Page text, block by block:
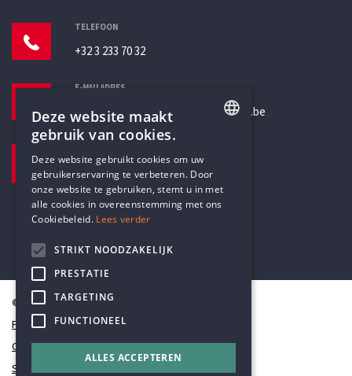
TELEFOON
+32 3 233 70 32
E-MAILADRES
secretariaat@humanistischverbond.be
Pottenbrug 4
Antwerpen, 2000
© Humanistisch Verbond 2026
Privacy
Cookiestatement
Sitemap
DUTCH
Deze website maakt
gebruik van cookies.
Deze website gebruikt cookies om uw
gebruikerservaring te verbeteren. Door
onze website te gebruiken, stemt u in met
alle cookies in overeenstemming met ons
Cookiebeleid. Lees verder
STRIKT NOODZAKELIJK
PRESTATIE
TARGETING
FUNCTIONEEL
ALLES ACCEPTEREN